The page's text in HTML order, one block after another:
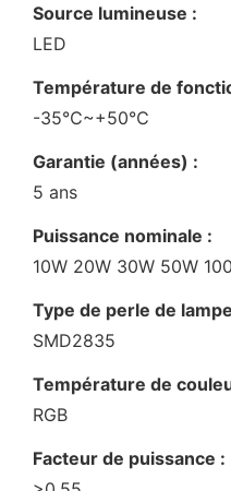
Source lumineuse :
LED
Température de
-35℃~+50℃
Garantie (années) :
5 ans
Puissance nominale :
10W 20W 30W 50W
Type de perle de
SMD2835
Température de
RGB
Facteur de puissance :